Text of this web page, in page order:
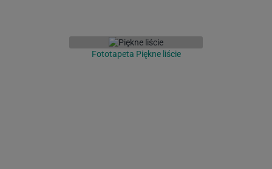
Fototapeta Piękne liście